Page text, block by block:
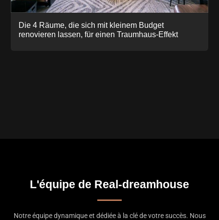
Die 4 Räume, die sich mit kleinem Budget
renovieren lassen, für einen Traumhaus-Effekt
L'équipe de Real-dreamhouse
Notre équipe dynamique et dédiée à la clé de votre succès. Nous